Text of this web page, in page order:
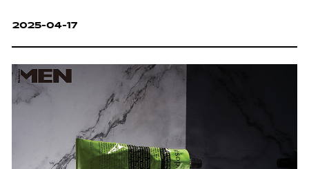
2025-04-17